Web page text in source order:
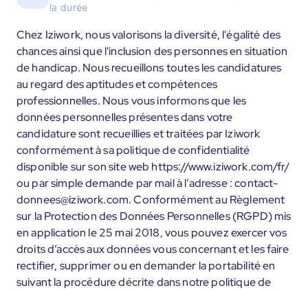
la durée
Chez Iziwork, nous valorisons la diversité, l'égalité des
chances ainsi que l'inclusion des personnes en situation
de handicap. Nous recueillons toutes les candidatures
au regard des aptitudes et compétences
professionnelles. Nous vous informons que les
données personnelles présentes dans votre
candidature sont recueillies et traitées par Iziwork
conformément à sa politique de confidentialité
disponible sur son site web https://www.iziwork.com/fr/
ou par simple demande par mail à l’adresse : contact-
donnees@iziwork.com. Conformément au Règlement
sur la Protection des Données Personnelles (RGPD) mis
en application le 25 mai 2018, vous pouvez exercer vos
droits d’accès aux données vous concernant et les faire
rectifier, supprimer ou en demander la portabilité en
suivant la procédure décrite dans notre politique de